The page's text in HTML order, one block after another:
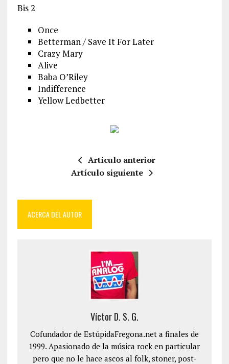
Bis 2
Once
Betterman / Save It For Later
Crazy Mary
Alive
Baba O’Riley
Indifference
Yellow Ledbetter
Artículo anterior
Artículo siguiente
ACERCA DEL AUTOR
Víctor D. S. G.
Cofundador de EstúpidaFregona.net a finales de
1999. Apasionado de la música rock en particular
pero que no le hace ascos al folk, stoner, post-